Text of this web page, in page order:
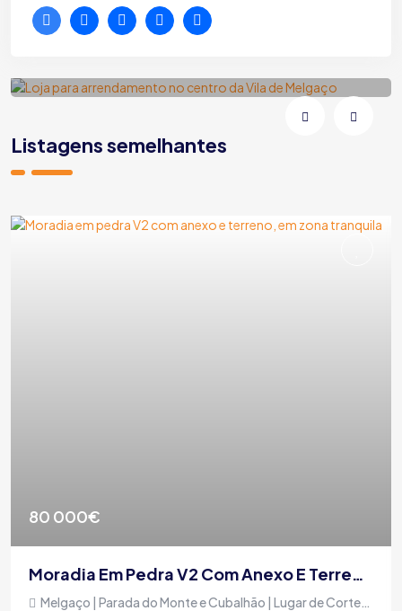
Loja para arrendamento no centro da
Vila de Melgaço
Listagens semelhantes
80 000€
Moradia Em Pedra V2 Com Anexo E Terreno, Em Zona Tranquila
Melgaço | Parada do Monte e Cubalhão | Lugar de Cortegada